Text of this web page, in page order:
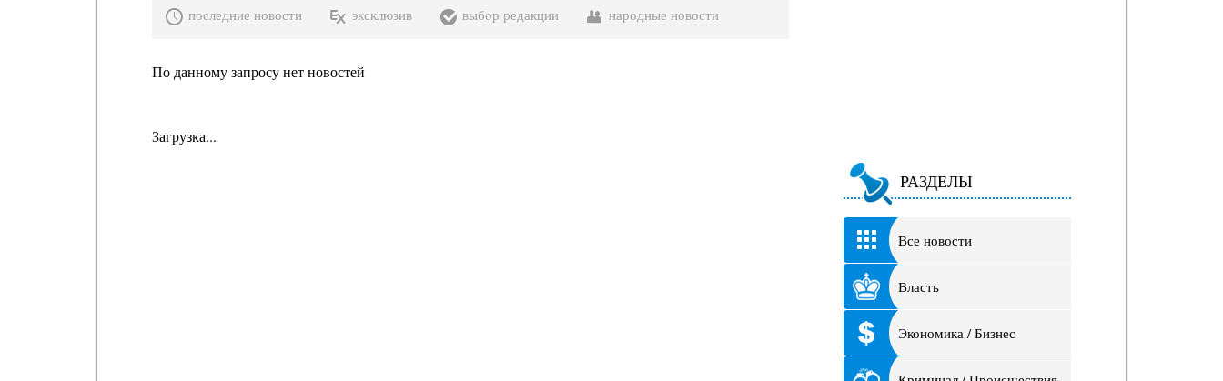
последние новости эксклюзив выбор редакции народные новости
По данному запросу нет новостей
Загрузка...
РАЗДЕЛЫ
Все новости
Власть
Экономика / Бизнес